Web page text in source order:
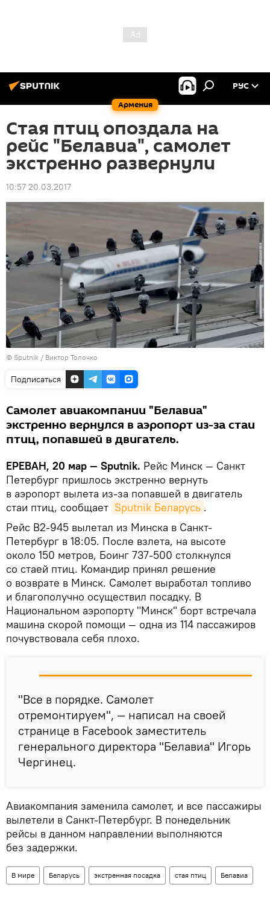
Армения
РУС
Стая птиц опоздала на
рейс "Белавиа", самолет
экстренно развернули
10:57 20.03.2017
© Sputnik / Виктор Толочко
Подписаться
Самолет авиакомпании "Белавиа"
экстренно вернулся в аэропорт из-за стаи
птиц, попавшей в двигатель.
ЕРЕВАН, 20 мар — Sputnik. Рейс Минск — Санкт
Петербург пришлось экстренно вернуть
в аэропорт вылета из-за попавшей в двигатель
стаи птиц, сообщает Sputnik Беларусь .
Рейс В2-945 вылетал из Минска в Санкт-
Петербург в 18:05. После взлета, на высоте
около 150 метров, Боинг 737-500 столкнулся
со стаей птиц. Командир принял решение
о возврате в Минск. Самолет выработал топливо
и благополучно осуществил посадку. В
Национальном аэропорту "Минск" борт встречала
машина скорой помощи — одна из 114 пассажиров
почувствовала себя плохо.
"Все в порядке. Самолет
отремонтируем", — написал на своей
странице в Facebook заместитель
генерального директора "Белавиа" Игорь
Чергинец.
Авиакомпания заменила самолет, и все пассажиры
вылетели в Санкт-Петербург. В понедельник
рейсы в данном направлении выполняются
без задержки.
В мире Беларусь экстренная посадка стая птиц Белавиа